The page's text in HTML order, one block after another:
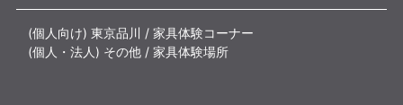
(個人向け) 東京品川 / 家具体験コーナー
(個人・法人) その他 / 家具体験場所